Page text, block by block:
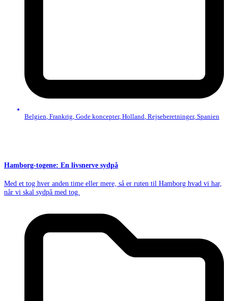
Belgien, Frankrig, Gode koncepter, Holland, Rejseberetninger, Spanien
Hamborg-togene: En livsnerve sydpå
Med et tog hver anden time eller mere, så er ruten til Hamborg hvad vi har,
når vi skal sydpå med tog.